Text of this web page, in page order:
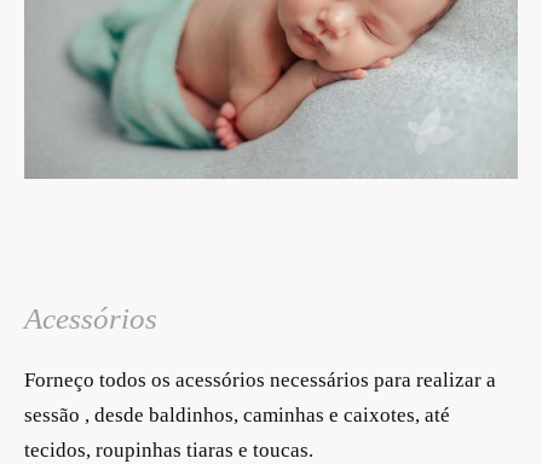
Acessórios
Forneço todos os acessórios necessários para realizar a
sessão , desde baldinhos, caminhas e caixotes, até
tecidos, roupinhas tiaras e toucas.